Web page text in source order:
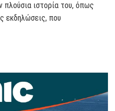
πλούσια ιστορία του, όπως
εκδηλώσεις, που